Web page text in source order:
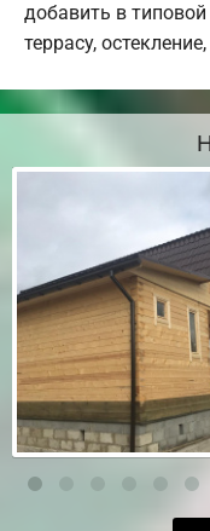
добавить в
террасу,